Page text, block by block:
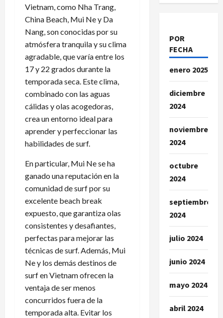
Vietnam, como Nha Trang,
China Beach, Mui Ne y Da
Nang, son conocidas por su
atmósfera tranquila y su clima
agradable, que varía entre los
17 y 22 grados durante la
temporada seca. Este clima,
combinado con las aguas
cálidas y olas acogedoras,
crea un entorno ideal para
aprender y perfeccionar las
habilidades de surf.
En particular, Mui Ne se ha
ganado una reputación en la
comunidad de surf por su
excelente beach break
expuesto, que garantiza olas
consistentes y desafiantes,
perfectas para mejorar las
técnicas de surf. Además, Mui
Ne y los demás destinos de
surf en Vietnam ofrecen la
ventaja de ser menos
concurridos fuera de la
temporada alta. Evitar los
POR
FECHA
enero 2025
diciembre
2024
noviembre
2024
octubre
2024
septiembre
2024
julio 2024
junio 2024
mayo 2024
abril 2024